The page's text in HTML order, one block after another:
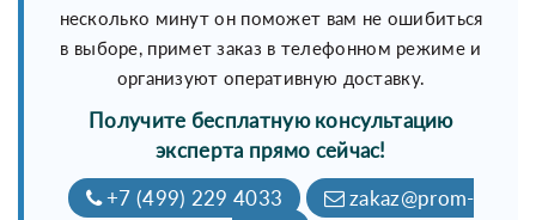
несколько минут он поможет вам не ошибиться
в выборе, примет заказ в телефонном режиме и
организуют оперативную доставку.
Получите бесплатную консультацию
эксперта прямо сейчас!
+7 (499) 229 4033
zakaz@prom-